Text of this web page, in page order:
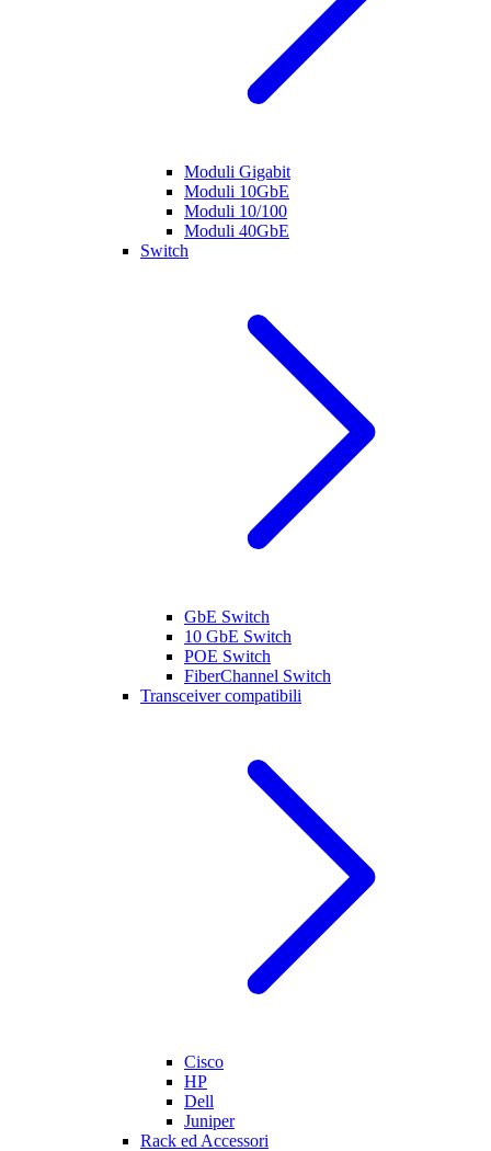
Moduli Gigabit
Moduli 10GbE
Moduli 10/100
Moduli 40GbE
Switch
GbE Switch
10 GbE Switch
POE Switch
FiberChannel Switch
Transceiver compatibili
Cisco
HP
Dell
Juniper
Rack ed Accessori